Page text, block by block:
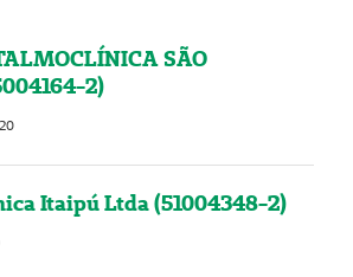
SÃO
2)
Itaipú Ltda (51004348-2)